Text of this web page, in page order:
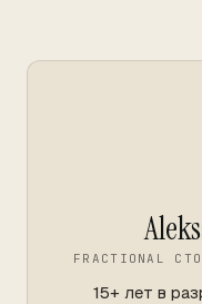
FRACTIONAL
15+ лет в